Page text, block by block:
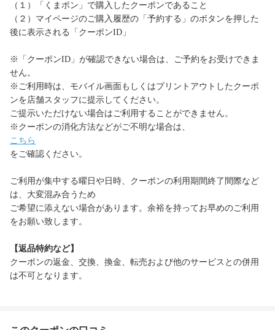
（１）「くまポン」で購入したクーポンであること
（２）マイページのご購入履歴の「予約する」のボタンを押した
後に表示される「クーポンID」
※「クーポンID」が確認できない場合は、ご予約をお受けできま
せん。
※ご利用時は、モバイル画面もしくはプリントアウトしたクーポ
ンを店舗スタッフに提示してください。
ご提示いただけない場合はご利用することができません。
※クーポンの消化方法などがご不明な場合は、
こちら
をご確認ください。
ご利用が集中する曜日や日時、クーポンの利用期間終了間際など
は、大変混み合うため
ご希望に添えない場合があります。余裕を持ってお早めのご利用
をお願い致します。
【返品特約など】
クーポンの返金、交換、換金、転売および他のサービスとの併用
は不可となります。